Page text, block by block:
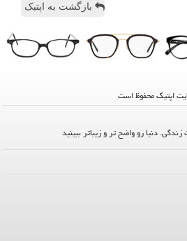
بازگشت به اپتیک
دنیا رو واضح تر و زیباتر ببینید